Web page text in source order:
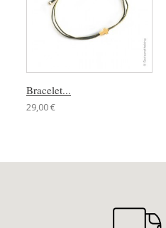
Bracelet...
29,00 €